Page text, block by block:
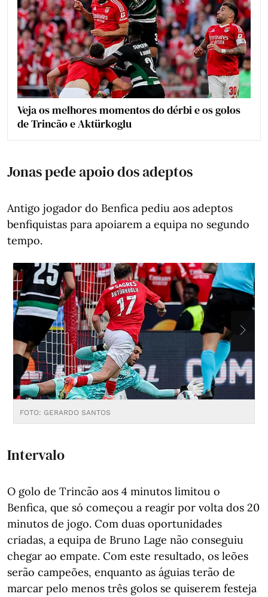
Veja os melhores momentos do dérbi e os golos
de Trincão e Aktürkoglu
Jonas pede apoio dos adeptos
Antigo jogador do Benfica pediu aos adeptos
benfiquistas para apoiarem a equipa no segundo
tempo.
FOTO: GERARDO SANTOS
Intervalo
O golo de Trincão aos 4 minutos limitou o
Benfica, que só começou a reagir por volta dos 20
minutos de jogo. Com duas oportunidades
criadas, a equipa de Bruno Lage não conseguiu
chegar ao empate. Com este resultado, os leões
serão campeões, enquanto as águias terão de
marcar pelo menos três golos se quiserem festeja